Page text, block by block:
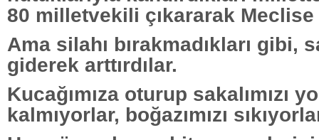
80 milletvekili çıkararak
Ama silahı bırakmadıkları gibi,
giderek arttırdılar.
Kucağımıza oturup sakalımızı
kalmıyorlar, boğazımızı